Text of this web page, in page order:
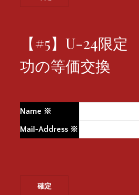
【#5】U-24限
功の等価交換
Name ※
Mail-Address ※